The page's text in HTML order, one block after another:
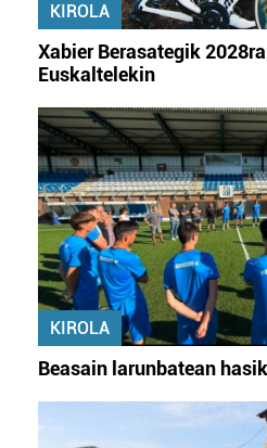
KIROLA
Xabier Berasategik
Euskaltelekin
KIROLA
Beasain larunbatean